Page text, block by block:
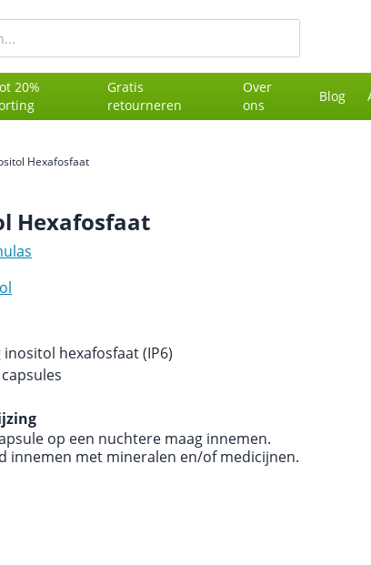
20%
Gratis
retourneren
Over
ons
Blog
Hexafosfaat
Hexafosfaat
inositol hexafosfaat (IP6)
op een nuchtere maag innemen.
innemen met mineralen en/of medicijnen.